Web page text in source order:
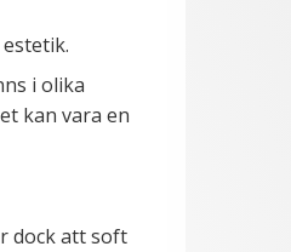
i olika
kan vara en
dock att soft